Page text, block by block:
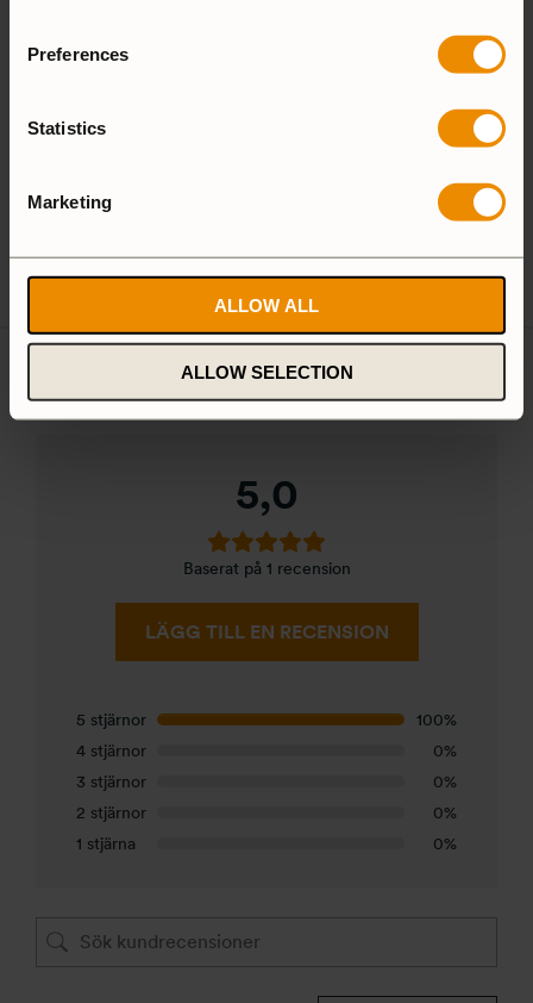
Preferences
Statistics
Marketing
ALLOW ALL
ALLOW SELECTION
1 recension avTundra llI HA
5,0
Baserat på 1 recension
LÄGG TILL EN RECENSION
5 stjärnor
100%
4 stjärnor
0%
3 stjärnor
0%
2 stjärnor
0%
1 stjärna
0%